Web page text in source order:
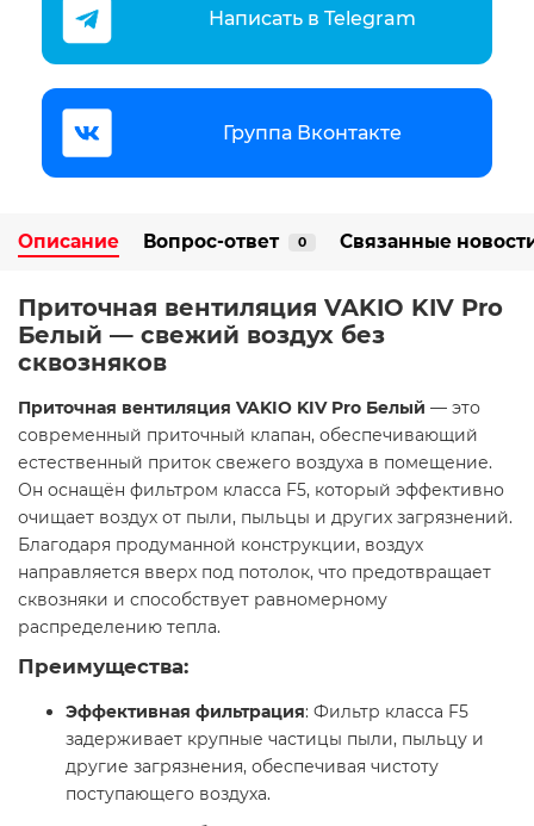
Написать в Telegram
Группа Вконтакте
Описание Вопрос-ответ 0 Связанные
Приточная вентиляция VAKIO KIV Pro
Белый — свежий воздух без
сквозняков
Приточная вентиляция VAKIO KIV Pro Белый — это
современный приточный клапан, обеспечивающий
естественный приток свежего воздуха в помещение.
Он оснащён фильтром класса F5, который эффективно
очищает воздух от пыли, пыльцы и других загрязнений.
Благодаря продуманной конструкции, воздух
направляется вверх под потолок, что предотвращает
сквозняки и способствует равномерному
распределению тепла.​
Преимущества:
Эффективная фильтрация: Фильтр класса F5
задерживает крупные частицы пыли, пыльцу и
другие загрязнения, обеспечивая чистоту
поступающего воздуха.